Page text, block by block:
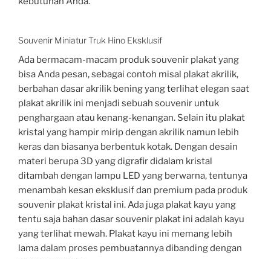
Souvenir Miniatur Truk Hino Eksklusif
Ada bermacam-macam produk souvenir plakat yang
bisa Anda pesan, sebagai contoh misal plakat akrilik,
berbahan dasar akrilik bening yang terlihat elegan saat
plakat akrilik ini menjadi sebuah souvenir untuk
penghargaan atau kenang-kenangan. Selain itu plakat
kristal yang hampir mirip dengan akrilik namun lebih
keras dan biasanya berbentuk kotak. Dengan desain
materi berupa 3D yang digrafir didalam kristal
ditambah dengan lampu LED yang berwarna, tentunya
menambah kesan eksklusif dan premium pada produk
souvenir plakat kristal ini. Ada juga plakat kayu yang
tentu saja bahan dasar souvenir plakat ini adalah kayu
yang terlihat mewah. Plakat kayu ini memang lebih
lama dalam proses pembuatannya dibanding dengan